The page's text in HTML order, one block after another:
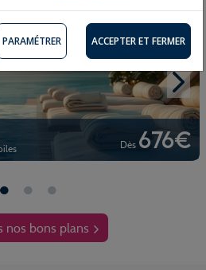
Dès 676€
nos bons plans
PARAMÉTRER ACCEPTER ET FERMER